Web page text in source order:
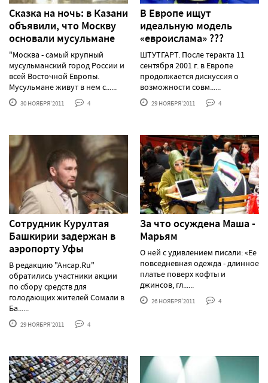
Сказка на ночь: в Казани
объявили, что Москву
основали мусульмане
"Москва - самый крупный
мусульманский город России и
всей Восточной Европы.
Мусульмане живут в нем с......
30 НОЯБРЯ'2011 4
В Европе ищут
идеальную модель
«евроислама» ???
ШТУТГАРТ. После теракта 11
сентября 2001 г. в Европе
продолжается дискуссия о
возможности совм......
29 НОЯБРЯ'2011 4
Сотрудник Курултая
Башкирии задержан в
аэропорту Уфы
В редакцию "Ансар.Ru"
обратились участники акции
по сбору средств для
голодающих жителей Сомали в
Ба......
29 НОЯБРЯ'2011 4
За что осуждена Маша -
Марьям
О ней с удивлением писали: «Ее
повседневная одежда - длинное
платье поверх кофты и
джинсов, гл......
26 НОЯБРЯ'2011 4